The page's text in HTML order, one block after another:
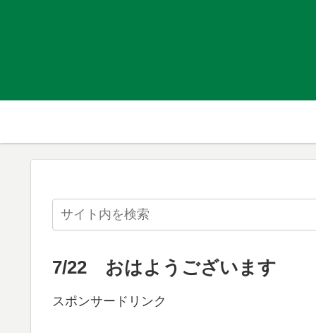
7/22 おはようございます
スポンサードリンク